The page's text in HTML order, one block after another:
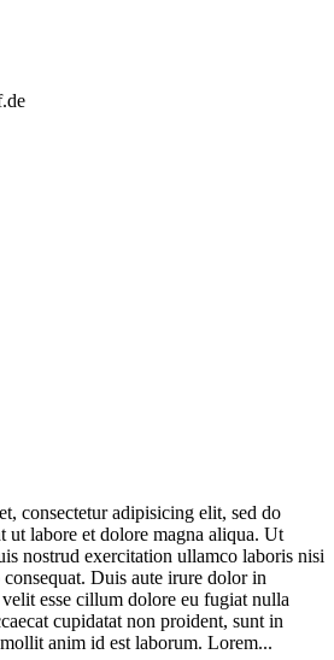
consectetur adipisicing elit, sed do
ut labore et dolore magna aliqua. Ut
nostrud exercitation ullamco laboris nisi
Duis aute irure dolor in
esse cillum dolore eu fugiat nulla
cupidatat non proident, sunt in
anim id est laborum. Lorem...